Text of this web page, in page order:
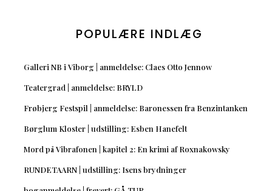
POPULÆRE INDLÆG
Galleri NB i Viborg | anmeldelse: Claes Otto Jennow
Teatergrad | anmeldelse: BRYLD
Frøbjerg Festspil | anmeldelse: Baronessen fra Benzintanken
Børglum Kloster | udstilling: Esben Hanefelt
Mord på Vibrafonen | kapitel 2: En krimi af Roxnakowsky
RUNDETAARN | udstilling: Isens brydninger